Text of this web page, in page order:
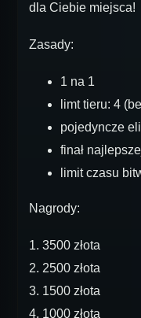
dla Ciebie miejsca!
Zasady:
1 na 1
limt tieru: 4
pojedyncze
finał
limit czasu
Nagrody:
1. 3500 złota
2. 2500 złota
3. 1500 złota
4. 1000 złota